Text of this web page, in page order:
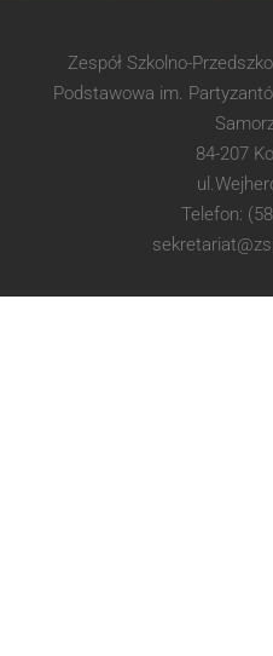
Zespół Szkolno-
Podstawowa im.
84-207
Telefon: